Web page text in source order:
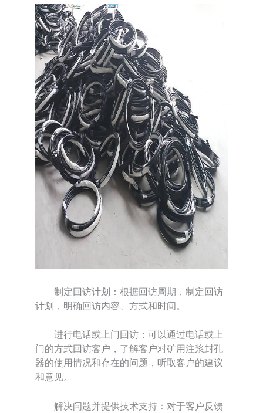
制定回访计划：根据回访周期，制定回访
计划，明确回访内容、方式和时间。
进行电话或上门回访：可以通过电话或上
门的方式回访客户，了解客户对矿用注浆封孔
器的使用情况和存在的问题，听取客户的建议
和意见。
解决问题并提供技术支持：对于客户反馈